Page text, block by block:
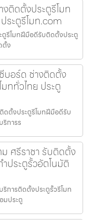
งติดตั้งประตูรีโมท
ระตูรีโมท.com
ตูรีโมทฝีมือดีรับติดตั้งประตู
ตั้ง
บอร์ด ช่างติดตั้ง
ททั่วไทย ประตู
ดตั้งประตูรีโมทฝีมือดีรับ
การร
ศรีราชา รับติดตั้ง
ประตูรั้วอัตโนมัติ
การติดตั้งประตูรั้วรีโมท
มประตู